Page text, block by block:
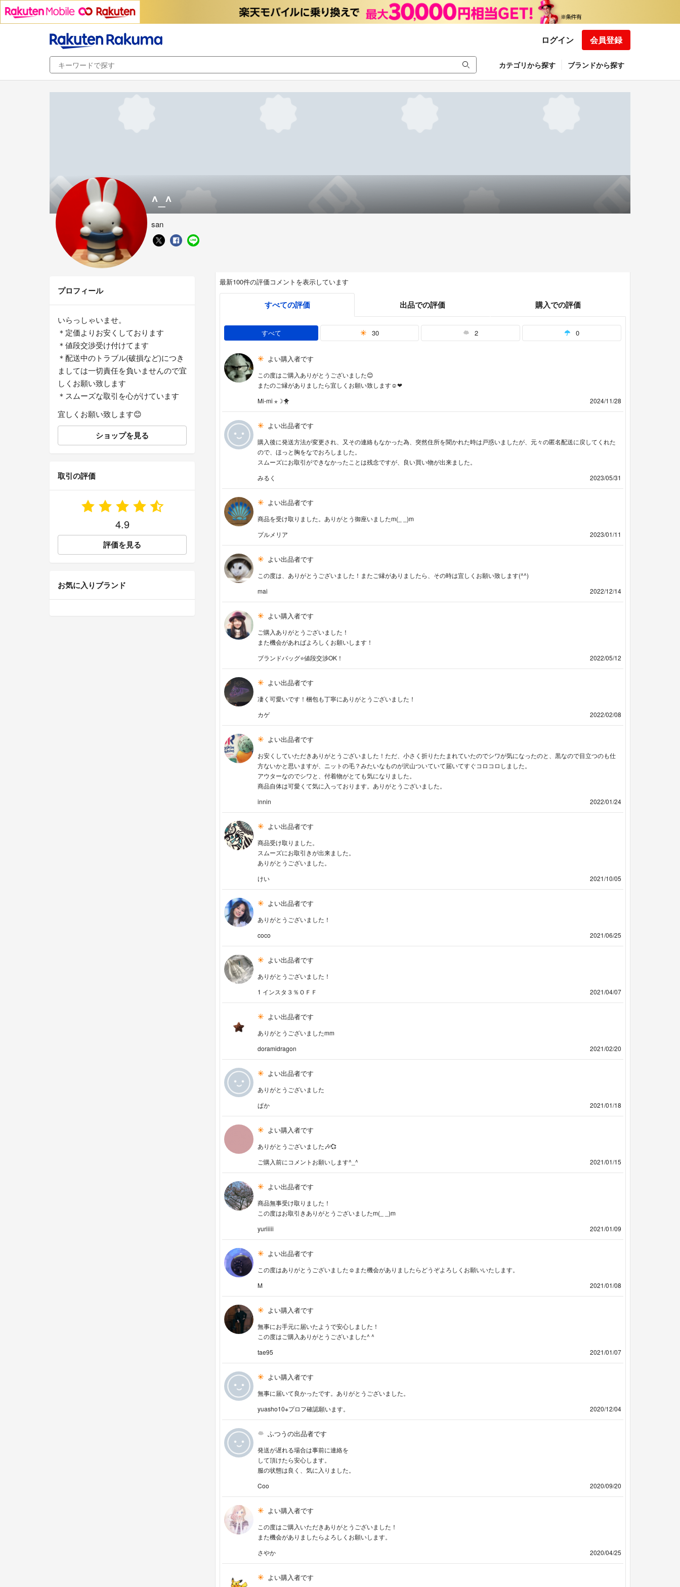
ログイン 会員登録
カテゴリから探す ブランドから探す
^_^
san
最新100件の評価コメントを表示しています
すべての評価 出品での評価 購入での評価
すべて 30 2 0
よい購入者です
この度はご購入ありがとうございました😊
またのご縁がありましたら宜しくお願い致します︎☺︎❤︎
Mi-mi ⋆☽🐥
2024/11/28
よい出品者です
購入後に発送方法が変更され、又その連絡もなかった為、突然住所を聞かれた時は戸惑いましたが、元々の匿名配送に戻してくれた
ので、ほっと胸をなでおろしました。
スムーズにお取引ができなかったことは残念ですが、良い買い物が出来ました。
みるく
2023/05/31
よい出品者です
商品を受け取りました。ありがとう御座いましたm(_ _)m
プルメリア
2023/01/11
よい出品者です
この度は、ありがとうございました！またご縁がありましたら、その時は宜しくお願い致します(^^)
mai
2022/12/14
よい購入者です
ご購入ありがとうございました！
また機会があればよろしくお願いします！
ブランドバッグ⭐️値段交渉OK！
2022/05/12
よい出品者です
凄く可愛いです！梱包も丁寧にありがとうございました！
カゲ
2022/02/08
よい出品者です
お安くしていただきありがとうございました！ただ、小さく折りたたまれていたのでシワが気になったのと、黒なので目立つのも仕
方ないかと思いますが、ニットの毛？みたいなものが沢山ついていて届いてすぐコロコロしました。
アウターなのでシワと、付着物がとても気になりました。
商品自体は可愛くて気に入っております。ありがとうございました。
innin
2022/01/24
よい出品者です
商品受け取りました。
スムーズにお取引きが出来ました。
ありがとうございました。
けい
2021/10/05
よい出品者です
ありがとうございました！
coco
2021/06/25
よい出品者です
ありがとうございました！
1 インスタ３％ＯＦＦ
2021/04/07
よい出品者です
ありがとうございましたmm
doramidragon
2021/02/20
よい出品者です
ありがとうございました
ぱか
2021/01/18
よい購入者です
ありがとうございました🎶💞
ご購入前にコメントお願いします^_^
2021/01/15
よい出品者です
商品無事受け取りました！
この度はお取引きありがとうございましたm(_ _)m
yuriiiii
2021/01/09
よい出品者です
この度はありがとうございました☺︎また機会がありましたらどうぞよろしくお願いいたします。
M
2021/01/08
よい購入者です
無事にお手元に届いたようで安心しました！
この度はご購入ありがとうございました^ ^
tae95
2021/01/07
よい購入者です
無事に届いて良かったです。ありがとうございました。
yuasho10※プロフ確認願います。
2020/12/04
ふつうの出品者です
発送が遅れる場合は事前に連絡を
して頂けたら安心します。
服の状態は良く、気に入りました。
Coo
2020/09/20
よい購入者です
この度はご購入いただきありがとうございました！
また機会がありましたらよろしくお願いします。
さやか
2020/04/25
よい購入者です
プロフィール
いらっしゃいませ。
＊定価よりお安くしております
＊値段交渉受け付けてます
＊配送中のトラブル(破損など)につき
ましては一切責任を負いませんので宜
しくお願い致します
＊スムーズな取引を心がけています
宜しくお願い致します😊
ショップを見る
取引の評価
4.9
評価を見る
お気に入りブランド